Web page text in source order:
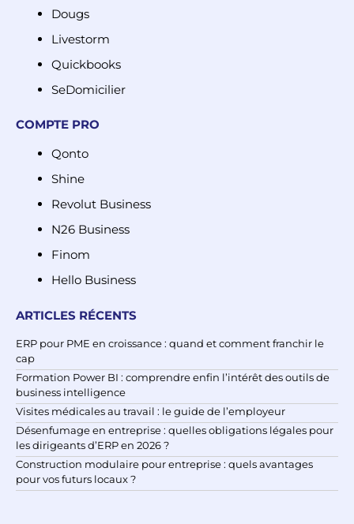
Dougs
Livestorm
Quickbooks
SeDomicilier
COMPTE PRO
Qonto
Shine
Revolut Business
N26 Business
Finom
Hello Business
ARTICLES RÉCENTS
ERP pour PME en croissance : quand et comment franchir le
cap
Formation Power BI : comprendre enfin l’intérêt des outils de
business intelligence
Visites médicales au travail : le guide de l’employeur
Désenfumage en entreprise : quelles obligations légales pour
les dirigeants d’ERP en 2026 ?
Construction modulaire pour entreprise : quels avantages
pour vos futurs locaux ?